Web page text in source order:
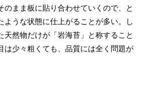
のまま板に貼り合わせていくので、と
ような状態に仕上がることが多い。し
天然物だけが「岩海苔」と称すること
は少々粗くても、品質には全く問題が